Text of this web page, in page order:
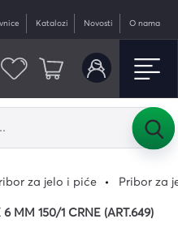
Katalozi Novosti O nama
za jelo i piće Pribor za
MM 150/1 CRNE (ART.649)